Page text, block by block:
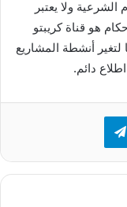
ولا يعتبر
هو قناة كريبتو
لتغير أنشطة المشاريع
دائم.
تيلقرام